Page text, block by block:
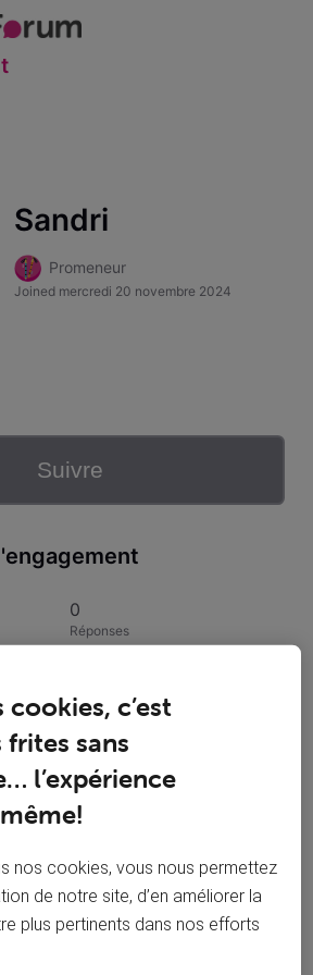
Sandri
Promeneur
Joined mercredi 20 novembre 2024
Suivre
0
Réponses
Publications
cookies, c’est
sans
l’expérience
nos cookies, vous nous permettez
de notre site, d’en améliorer la
plus pertinents dans nos efforts